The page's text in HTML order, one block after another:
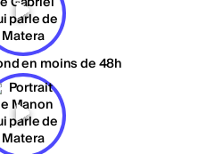
en moins de 48h